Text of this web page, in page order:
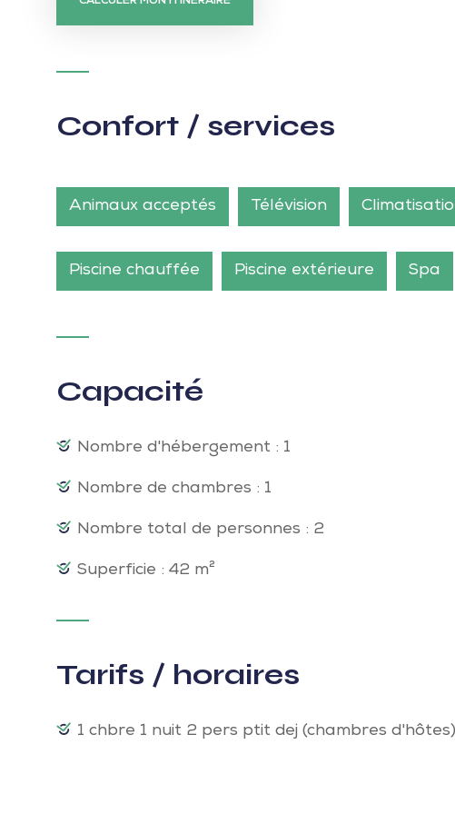
Confort / services
Animaux acceptés Télévision
Piscine chauffée Piscine extérieure Spa
Capacité
Nombre d'hébergement : 1
Nombre de chambres : 1
Nombre total de personnes : 2
Superficie : 42 m²
Tarifs / horaires
1 chbre 1 nuit 2 pers ptit dej (chambres